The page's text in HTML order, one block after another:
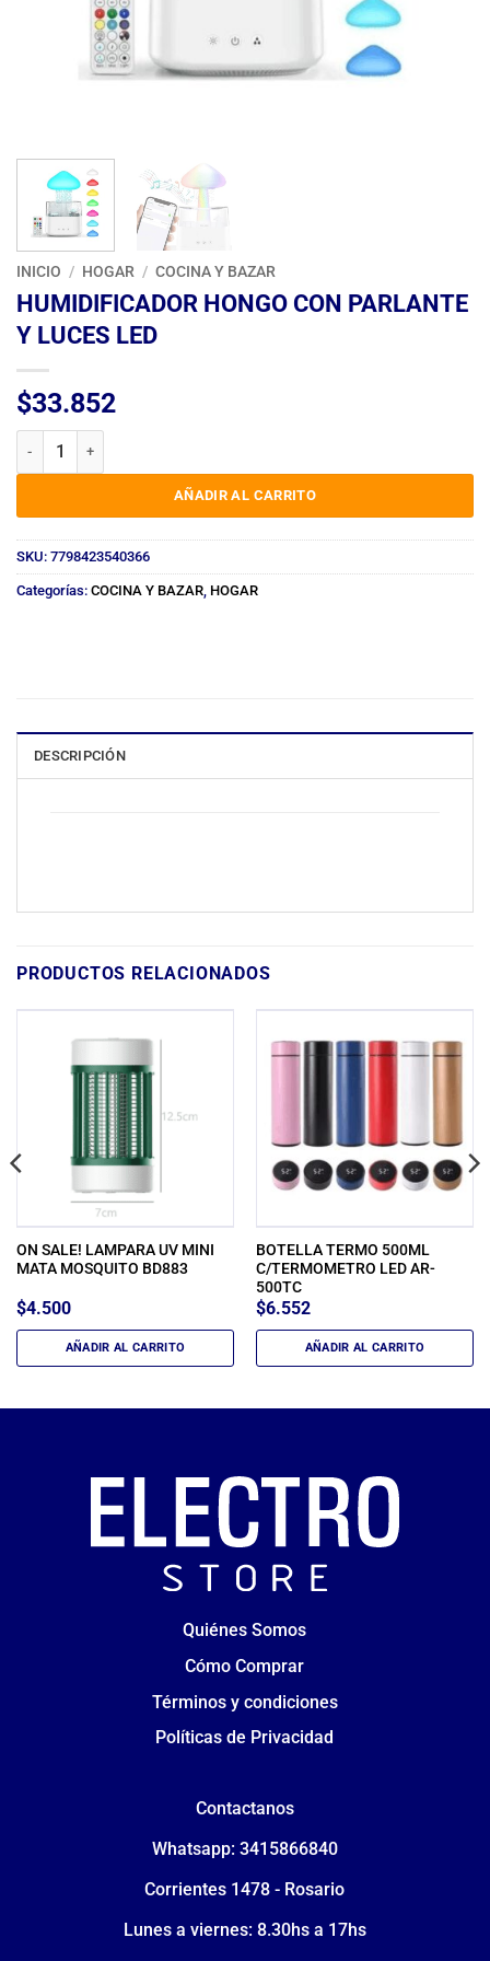
INICIO / HOGAR / COCINA Y BAZAR
HUMIDIFICADOR HONGO CON PARLANTE
Y LUCES LED
$33.852
HUMIDIFICADOR HONGO CON PARLANTE Y LUCES LED cantidad
AÑADIR AL CARRITO
SKU: 7798423540366
Categorías: COCINA Y BAZAR, HOGAR
DESCRIPCIÓN
PRODUCTOS RELACIONADOS
ON SALE! LAMPARA UV MINI
MATA MOSQUITO BD883
$4.500
AÑADIR AL CARRITO
BOTELLA TERMO 500ML
C/TERMOMETRO LED AR-
500TC
$6.552
AÑADIR AL CARRITO
Quiénes Somos
Cómo Comprar
Términos y condiciones
Políticas de Privacidad
Contactanos
Whatsapp: 3415866840
Corrientes 1478 - Rosario
Lunes a viernes: 8.30hs a 17hs